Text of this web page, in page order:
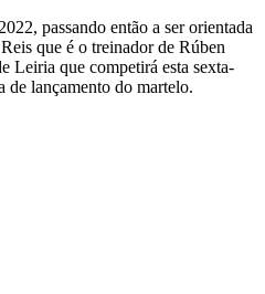
passando então a ser orientada
que é o treinador de Rúben
Leiria que competirá esta sexta-
de lançamento do martelo.